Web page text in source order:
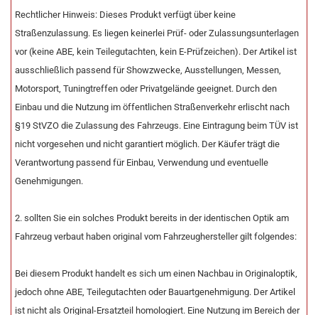
Rechtlicher Hinweis: Dieses Produkt verfügt über keine
Straßenzulassung. Es liegen keinerlei Prüf- oder Zulassungsunterlagen
vor (keine ABE, kein Teilegutachten, kein E-Prüfzeichen). Der Artikel ist
ausschließlich passend für Showzwecke, Ausstellungen, Messen,
Motorsport, Tuningtreffen oder Privatgelände geeignet. Durch den
Einbau und die Nutzung im öffentlichen Straßenverkehr erlischt nach
§19 StVZO die Zulassung des Fahrzeugs. Eine Eintragung beim TÜV ist
nicht vorgesehen und nicht garantiert möglich. Der Käufer trägt die
Verantwortung passend für Einbau, Verwendung und eventuelle
Genehmigungen.
2. sollten Sie ein solches Produkt bereits in der identischen Optik am
Fahrzeug verbaut haben original vom Fahrzeughersteller gilt folgendes:
Bei diesem Produkt handelt es sich um einen Nachbau in Originaloptik,
jedoch ohne ABE, Teilegutachten oder Bauartgenehmigung. Der Artikel
ist nicht als Original-Ersatzteil homologiert. Eine Nutzung im Bereich der